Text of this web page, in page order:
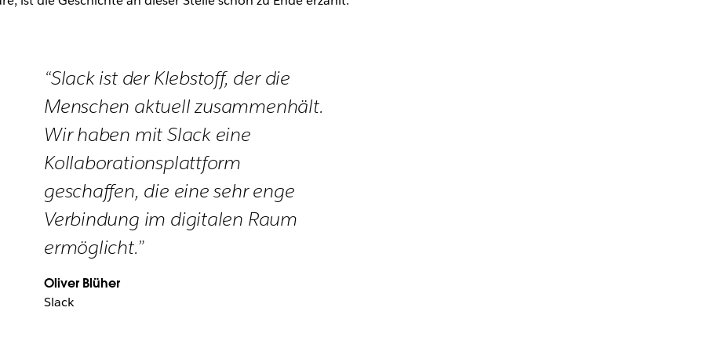
“Slack ist der Klebstoff, der die
Menschen aktuell zusammenhält.
Wir haben mit Slack eine
Kollaborationsplattform
geschaffen, die eine sehr enge
Verbindung im digitalen Raum
ermöglicht.”
Oliver Blüher
Slack